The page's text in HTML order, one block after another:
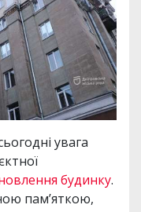
увага
будинку.
пам’яткою,